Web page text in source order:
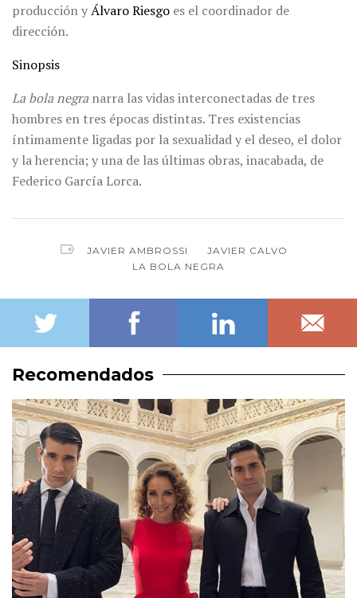
producción yÁlvaro Riesgo es el coordinador de
dirección.
Sinopsis
La bola negra narra las vidas interconectadas de tres
hombres en tres épocas distintas. Tres existencias
íntimamente ligadas por la sexualidad y el deseo, el dolor
y la herencia; y una de las últimas obras, inacabada, de
Federico García Lorca.
JAVIER AMBROSSI
JAVIER CALVO
LA BOLA NEGRA
Recomendados